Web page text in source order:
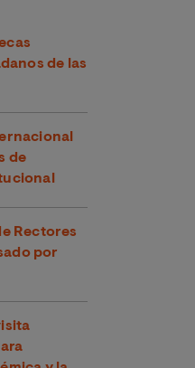
de las
de
Rectores
por